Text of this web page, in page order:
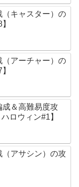
（キャスター）の
（アーチャー）の
成＆高難易度攻
ロウィン#1】
（アサシン）の攻